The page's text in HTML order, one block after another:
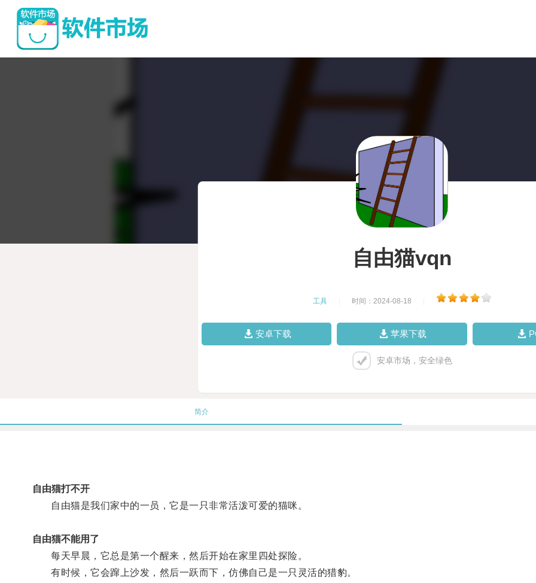
自由猫vqn
工具 时间：2024-08-18
安卓下载 苹果下载
安卓市场，安全绿色
简介
自由猫打不开
自由猫是我们家中的一员，它是一只非常活泼可爱的猫咪。
自由猫不能用了
每天早晨，它总是第一个醒来，然后开始在家里四处探险。
有时候，它会蹿上沙发，然后一跃而下，仿佛自己是一只灵活的猎豹。